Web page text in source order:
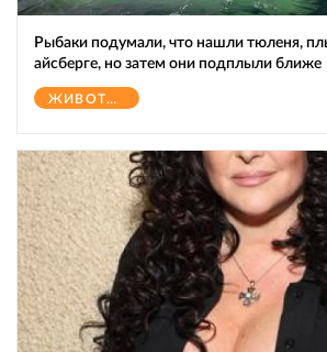
Рыбаки подумали, что нашли тюленя,
айсберге, но затем они подплыли ближе
ЖИВОТНЫЕ